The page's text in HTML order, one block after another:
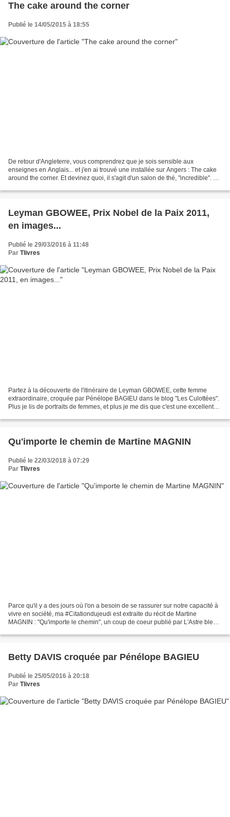
The cake around the corner
Publié le 14/05/2015 à 18:55
De retour d'Angleterre, vous comprendrez que je sois sensible aux
enseignes en Anglais... et j'en ai trouvé une installée sur Angers : The cake
around the corner. Et devinez quoi, il s'agit d'un salon de thé, "incredible". En
Leyman GBOWEE, Prix Nobel de la Paix 2011,
en images...
Publié le 29/03/2016 à 11:48
Par Tlivres
Partez à la découverte de l'itinéraire de Leyman GBOWEE, cette femme
extraordinaire, croquée par Pénélope BAGIEU dans le blog "Les Culottées".
Plus je lis de portraits de femmes, et plus je me dis que c'est une excellente
Qu'importe le chemin de Martine MAGNIN
Publié le 22/03/2018 à 07:29
Par Tlivres
Parce qu'il y a des jours où l'on a besoin de se rassurer sur notre capacité à
vivre en société, ma #Citationdujeudi est extraite du récit de Martine
MAGNIN : "Qu'importe le chemin", un coup de coeur publié par L'Astre bleu
Betty DAVIS croquée par Pénélope BAGIEU
Publié le 25/05/2016 à 20:18
Par Tlivres